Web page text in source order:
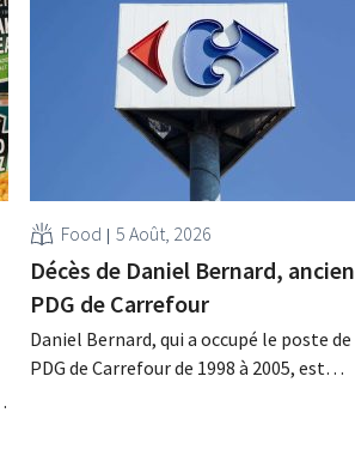
Food 5 Août, 2026
Décès de Daniel Bernard, ancien
PDG de Carrefour
Daniel Bernard, qui a occupé le poste de
PDG de Carrefour de 1998 à 2005, est